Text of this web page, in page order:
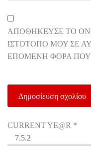
ΑΠΟΘΉΚΕΥΣΕ ΤΟ
ΙΣΤΌΤΟΠΟ ΜΟΥ ΣΕ
ΕΠΌΜΕΝΗ ΦΟΡΆ ΠΟΥ
CURRENT YE@R *